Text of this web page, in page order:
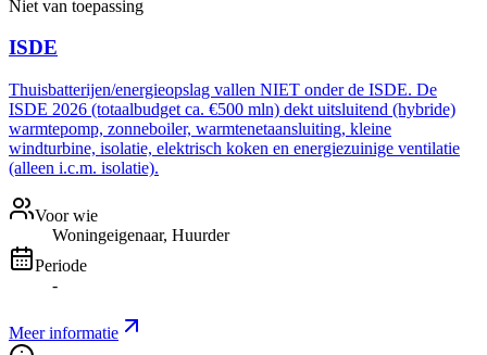
Niet van toepassing
ISDE
Thuisbatterijen/energieopslag vallen NIET onder de ISDE. De
ISDE 2026 (totaalbudget ca. €500 mln) dekt uitsluitend (hybride)
warmtepomp, zonneboiler, warmtenetaansluiting, kleine
windturbine, isolatie, elektrisch koken en energiezuinige ventilatie
(alleen i.c.m. isolatie).
Voor wie
Woningeigenaar, Huurder
Periode
-
Meer informatie